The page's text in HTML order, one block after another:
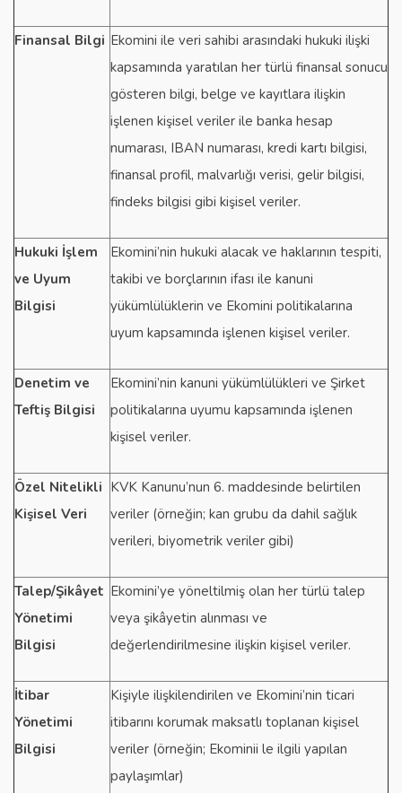
Finansal Bilgi Ekomini ile veri sahibi arasındaki hukuki ilişki
kapsamında yaratılan her türlü finansal sonucu
gösteren bilgi, belge ve kayıtlara ilişkin
işlenen kişisel veriler ile banka hesap
numarası, IBAN numarası, kredi kartı bilgisi,
finansal profil, malvarlığı verisi, gelir bilgisi,
findeks bilgisi gibi kişisel veriler.
Hukuki İşlem
ve Uyum
Bilgisi
Ekomini’nin hukuki alacak ve haklarının tespiti,
takibi ve borçlarının ifası ile kanuni
yükümlülüklerin ve Ekomini politikalarına
uyum kapsamında işlenen kişisel veriler.
Denetim ve
Teftiş Bilgisi
Ekomini’nin kanuni yükümlülükleri ve Şirket
politikalarına uyumu kapsamında işlenen
kişisel veriler.
Özel Nitelikli
Kişisel Veri
KVK Kanunu’nun 6. maddesinde belirtilen
veriler (örneğin; kan grubu da dahil sağlık
verileri, biyometrik veriler gibi)
Talep/Şikâyet
Yönetimi
Bilgisi
Ekomini’ye yöneltilmiş olan her türlü talep
veya şikâyetin alınması ve
değerlendirilmesine ilişkin kişisel veriler.
İtibar
Yönetimi
Bilgisi
Kişiyle ilişkilendirilen ve Ekomini’nin ticari
itibarını korumak maksatlı toplanan kişisel
veriler (örneğin; Ekominii le ilgili yapılan
paylaşımlar)